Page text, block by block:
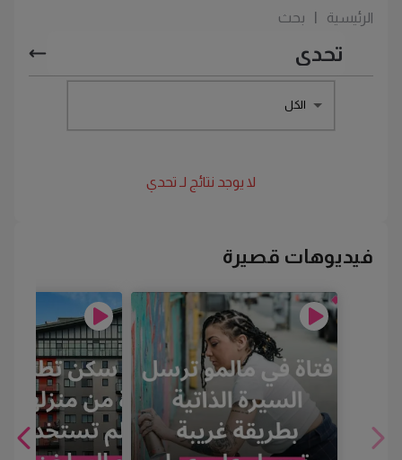
الرئيسية بحث
الكل
لا يوجد نتائج لـ تحدي
فيديوهات قصيرة